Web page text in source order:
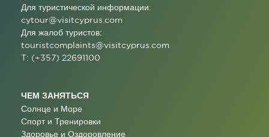
Для туристической информации:
cytour@visitcyprus.com
Для жалоб туристов:
touristcomplaints@visitcyprus.com
T: (+357) 22691100
ЧЕМ ЗАНЯТЬСЯ
Солнце и Море
Спорт и Тренировки
Здоровье и Оздоровление